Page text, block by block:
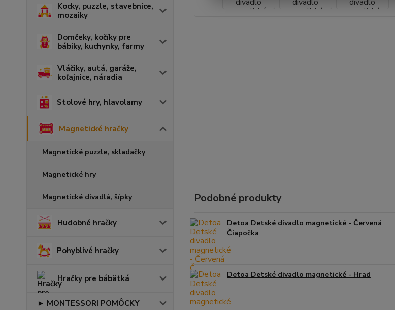
Kocky, puzzle, stavebnice,
mozaiky
Domčeky, kočíky pre
bábiky, kuchynky, farmy
Vláčiky, autá, garáže,
koľajnice, náradia
Stolové hry, hlavolamy
Magnetické hračky
Magnetické puzzle, skladačky
Magnetické hry
Magnetické divadlá, šípky
Hudobné hračky
Pohyblivé hračky
Hračky pre bábätká
► MONTESSORI POMÔCKY
Podobné produkty
Detoa Detské divadlo magnetické - Červená
Čiapočka
Detoa Detské divadlo magnetické - Hrad